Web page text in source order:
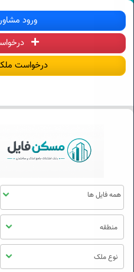
مسکن فایل | خرید،
ورود
درخواست
مسکن
فایل
منطقه
نوع ملک